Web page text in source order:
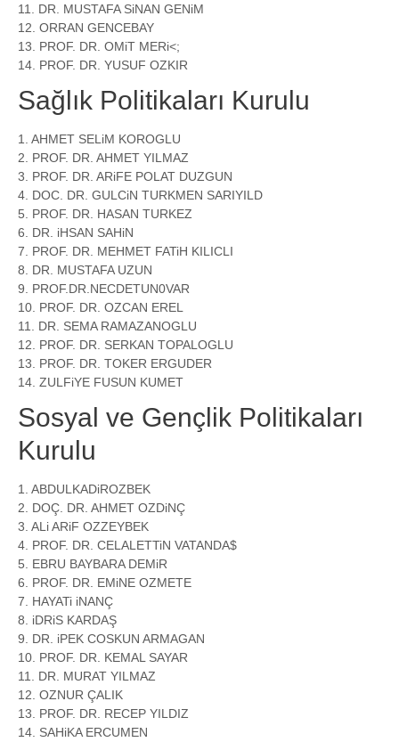
11. DR. MUSTAFA SiNAN GENiM
12. ORRAN GENCEBAY
13. PROF. DR. OMiT MERi<;
14. PROF. DR. YUSUF OZKIR
Sağlık Politikaları Kurulu
1. AHMET SELiM KOROGLU
2. PROF. DR. AHMET YILMAZ
3. PROF. DR. ARiFE POLAT DUZGUN
4. DOC. DR. GULCiN TURKMEN SARIYILD
5. PROF. DR. HASAN TURKEZ
6. DR. iHSAN SAHiN
7. PROF. DR. MEHMET FATiH KILICLI
8. DR. MUSTAFA UZUN
9. PROF.DR.NECDETUN0VAR
10. PROF. DR. OZCAN EREL
11. DR. SEMA RAMAZANOGLU
12. PROF. DR. SERKAN TOPALOGLU
13. PROF. DR. TOKER ERGUDER
14. ZULFiYE FUSUN KUMET
Sosyal ve Gençlik Politikaları
Kurulu
1. ABDULKADiROZBEK
2. DOÇ. DR. AHMET OZDiNÇ
3. ALi ARiF OZZEYBEK
4. PROF. DR. CELALETTiN VATANDA$
5. EBRU BAYBARA DEMiR
6. PROF. DR. EMiNE OZMETE
7. HAYATi iNANÇ
8. iDRiS KARDAŞ
9. DR. iPEK COSKUN ARMAGAN
10. PROF. DR. KEMAL SAYAR
11. DR. MURAT YILMAZ
12. OZNUR ÇALIK
13. PROF. DR. RECEP YILDIZ
14. SAHiKA ERCUMEN